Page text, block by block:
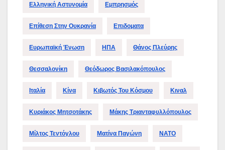
Ελληνική Αστυνομία Εμπρησμός
Επίθεση Στην Ουκρανία Επιδοματα
Ευρωπαϊκή Ένωση ΗΠΑ Θάνος Πλεύρης
Θεσσαλονίκη Θεόδωρος Βασιλακόπουλος
Ιταλία Κίνα Κιβωτός Του Κόσμου Κιναλ
Κυριάκος Μητσοτάκης Μάκης Τριανταφυλλόπουλος
Μίλτος Τεντόγλου Ματίνα Παγώνη ΝΑΤΟ